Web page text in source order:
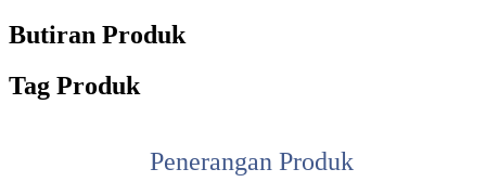
Butiran Produk
Tag Produk
Penerangan Produk